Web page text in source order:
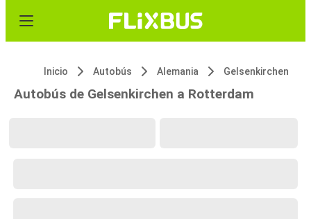
Inicio Autobús Alemania Gelsenkirchen
Autobús de Gelsenkirchen a Rotterdam